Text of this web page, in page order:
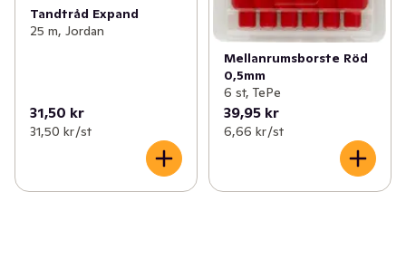
Tandtråd Expand
25 m, Jordan
31,50 kr
31,50 kr /st
Mellanrumsborste Röd
0,5mm
6 st, TePe
39,95 kr
6,66 kr /st